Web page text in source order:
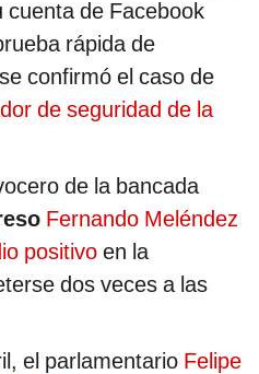
cuenta de Facebook
rápida de
confirmó el caso de
de seguridad de la
de la bancada
Fernando Meléndez
positivo en la
dos veces a las
el parlamentario Felipe